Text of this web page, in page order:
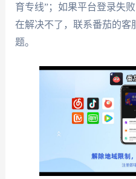
育专线”；如果平台登录失
在解决不了，联系番茄的客
题。